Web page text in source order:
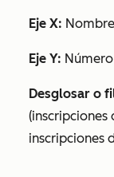
Eje X: Nombre
Eje Y:
Desglosar o
(inscripciones
inscripciones